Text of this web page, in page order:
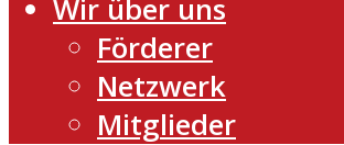
Wir über uns
Förderer
Netzwerk
Mitglieder